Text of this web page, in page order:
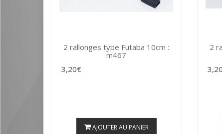
2 rallonges type Futaba 10cm :
m467
3,20€
AJOUTER AU PANIER
2